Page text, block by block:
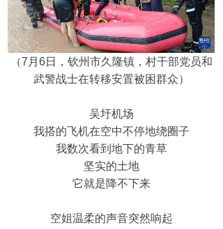
（7月6日，钦州市久隆镇，村干部党员和
武警战士在转移安置被困群众）
吴圩机场
我搭的飞机在空中不停地绕圈子
我数次看到地下的青草
坚实的土地
它就是降不下来
空姐温柔的声音突然响起